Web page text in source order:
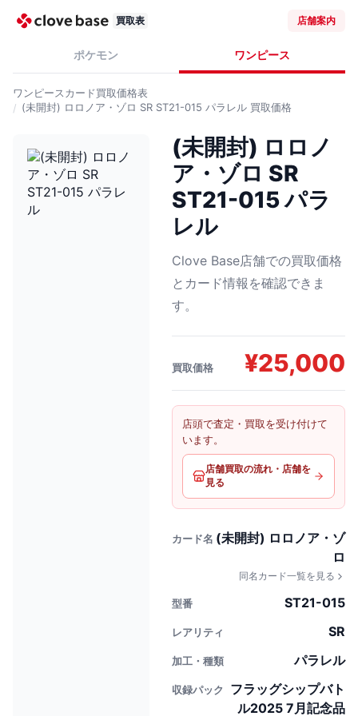
買取表 店舗案内
ポケモン ワンピース
ワンピースカード買取価格表
(未開封) ロロノア・ゾロ SR ST21-015 パラレル 買取価格
(未開封) ロロノ
ア・ゾロ SR
ST21-015 パラ
レル
Clove Base店舗での買取価格
とカード情報を確認できま
す。
買取価格 ¥25,000
店頭で査定・買取を受け付けて
います。
店舗買取の流れ・店舗を
見る
カード名 (未開封) ロロノア・ゾ
ロ
同名カード一覧を見る
型番 ST21-015
レアリティ SR
加工・種類 パラレル
収録パック
フラッグシップバト
ル2025 7月記念品